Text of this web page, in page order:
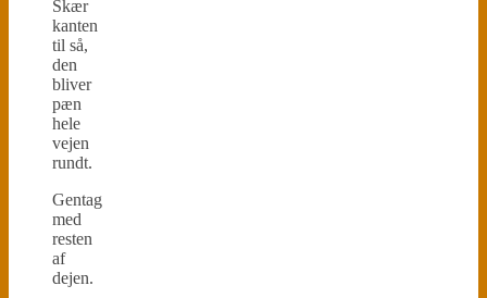
Skær
kanten
til så,
den
bliver
pæn
hele
vejen
rundt.
Gentag
med
resten
af
dejen.